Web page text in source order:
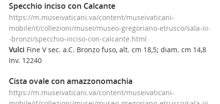
Specchio inciso con Calcante
https://m.museivaticani.va/content/museivaticani-
mobile/it/collezioni/musei/museo-gregoriano-etrusco/sala-iii-
-bronzi/specchio-inciso-con-calcante.html
Vulci Fine V sec. a.C. Bronzo fuso, alt. cm 18,5; diam. cm 14,8
Inv. 12240
Cista ovale con amazzonomachia
https://m.museivaticani.va/content/museivaticani-